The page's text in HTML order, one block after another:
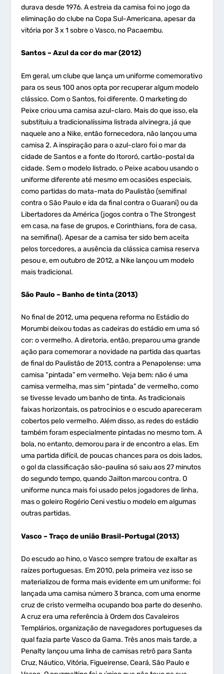
durava desde 1976. A estreia da camisa foi no jogo da
eliminação do clube na Copa Sul-Americana, apesar da
vitória por 3 x 1 sobre o Vasco, no Pacaembu.
Santos – Azul da cor do mar (2012)
Em geral, um clube que lança um uniforme comemorativo
para os seus 100 anos opta por recuperar algum modelo
clássico. Com o Santos, foi diferente. O marketing do
Peixe criou uma camisa azul-claro. Mais do que isso, ela
substituiu a tradicionalíssima listrada alvinegra, já que
naquele ano a Nike, então fornecedora, não lançou uma
camisa 2. A inspiração para o azul-claro foi o mar da
cidade de Santos e a fonte do Itororó, cartão-postal da
cidade. Sem o modelo listrado, o Peixe acabou usando o
uniforme diferente até mesmo em ocasiões especiais,
como partidas do mata-mata do Paulistão (semifinal
contra o São Paulo e ida da final contra o Guarani) ou da
Libertadores da América (jogos contra o The Strongest
em casa, na fase de grupos, e Corinthians, fora de casa,
na semifinal). Apesar de a camisa ter sido bem aceita
pelos torcedores, a ausência da clássica camisa reserva
pesou e, em outubro de 2012, a Nike lançou um modelo
mais tradicional.
São Paulo – Banho de tinta (2013)
No final de 2012, uma pequena reforma no Estádio do
Morumbi deixou todas as cadeiras do estádio em uma só
cor: o vermelho. A diretoria, então, preparou uma grande
ação para comemorar a novidade na partida das quartas
de final do Paulistão de 2013, contra a Penapolense: uma
camisa “pintada” em vermelho. Veja bem: não é uma
camisa vermelha, mas sim “pintada” de vermelho, como
se tivesse levado um banho de tinta. As tradicionais
faixas horizontais, os patrocínios e o escudo apareceram
cobertos pelo vermelho. Além disso, as redes do estádio
também foram especialmente pintadas no mesmo tom. A
bola, no entanto, demorou para ir de encontro a elas. Em
uma partida difícil, de poucas chances para os dois lados,
o gol da classificação são-paulina só saiu aos 27 minutos
do segundo tempo, quando Jailton marcou contra. O
uniforme nunca mais foi usado pelos jogadores de linha,
mas o goleiro Rogério Ceni vestiu o modelo em algumas
outras partidas.
Vasco – Traço de união Brasil-Portugal (2013)
Do escudo ao hino, o Vasco sempre tratou de exaltar as
raízes portuguesas. Em 2010, pela primeira vez isso se
materializou de forma mais evidente em um uniforme: foi
lançada uma camisa número 3 branca, com uma enorme
cruz de cristo vermelha ocupando boa parte do desenho.
A cruz era uma referência à Ordem dos Cavaleiros
Templários, organização de navegadores portugueses da
qual fazia parte Vasco da Gama. Três anos mais tarde, a
Penalty lançou uma linha de camisas retrô para Santa
Cruz, Náutico, Vitória, Figueirense, Ceará, São Paulo e